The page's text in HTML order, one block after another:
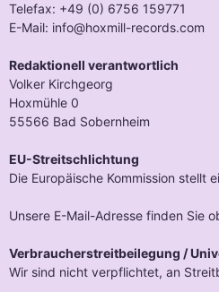
Telefax: +49 (0) 6756 159771
E-Mail: info@hoxmill-records.com
Redaktionell verantwortlich
Volker Kirchgeorg
Hoxmühle 0
55566 Bad Sobernheim
EU-Streitschlichtung
Die Europäische Kommission
Unsere E-Mail-Adresse finden Sie
Verbraucherstreitbeilegung /
Wir sind nicht verpflichtet, an